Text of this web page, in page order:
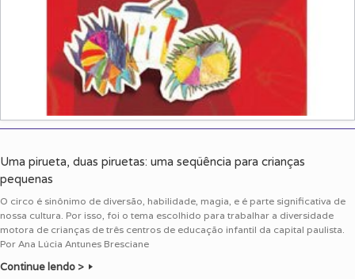
Uma pirueta, duas piruetas: uma seqüência para crianças
pequenas
O circo é sinônimo de diversão, habilidade, magia, e é parte significativa de
nossa cultura. Por isso, foi o tema escolhido para trabalhar a diversidade
motora de crianças de três centros de educação infantil da capital paulista.
Por Ana Lúcia Antunes Bresciane
Continue lendo >